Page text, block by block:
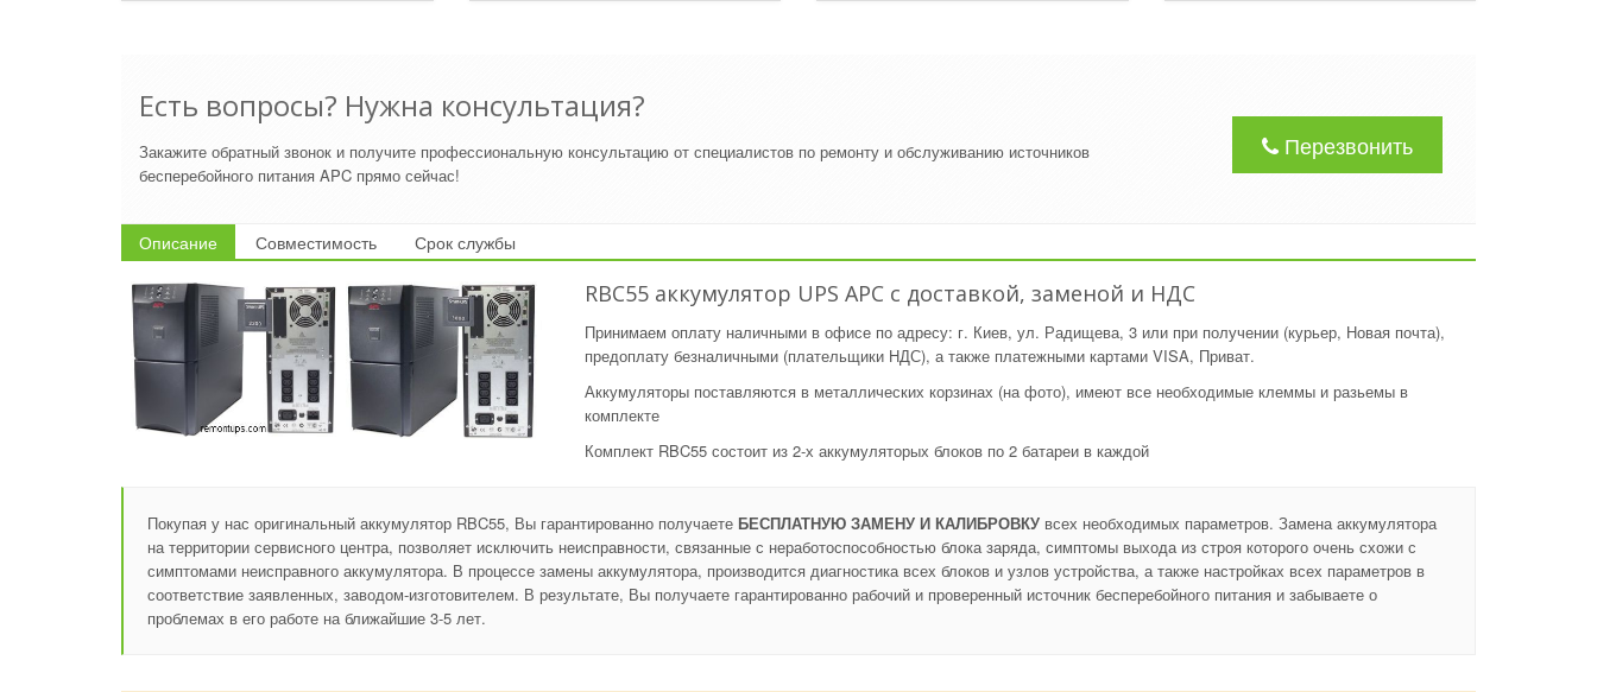
Есть вопросы? Нужна консультация?
Закажите обратный звонок и получите профессиональную консультацию от специалистов по ремонту и обслуживанию источников
бесперебойного питания APC прямо сейчас!
Перезвонить
Описание Совместимость Срок службы
RBC55 аккумулятор UPS APC с доставкой, заменой и НДС
Принимаем оплату наличными в офисе по адресу: г. Киев, ул. Радищева, 3 или при получении (курьер, Новая почта),
предоплату безналичными (плательщики НДС), а также платежными картами VISA, Приват.
Аккумуляторы поставляются в металлических корзинах (на фото), имеют все необходимые клеммы и разьемы в
комплекте
Комплект RBC55 состоит из 2-х аккумуляторых блоков по 2 батареи в каждой
Покупая у нас оригинальный аккумулятор RBC55, Вы гарантированно получаете БЕСПЛАТНУЮ ЗАМЕНУ И КАЛИБРОВКУ всех необходимых параметров. Замена аккумулятора
на территории сервисного центра, позволяет исключить неисправности, связанные с неработоспособностью блока заряда, симптомы выхода из строя которого очень схожи с
симптомами неисправного аккумулятора. В процессе замены аккумулятора, производится диагностика всех блоков и узлов устройства, а также настройках всех параметров в
соответствие заявленных, заводом-изготовителем. В результате, Вы получаете гарантированно рабочий и проверенный источник бесперебойного питания и забываете о
проблемах в его работе на ближайшие 3-5 лет.